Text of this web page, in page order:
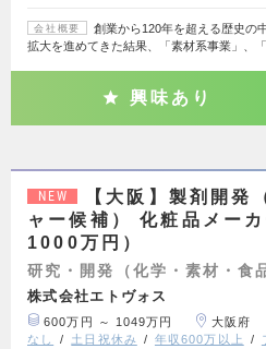
会社概要
創業から120年を超える歴史の
拡大を進めてきた結果、「素材系事業」、
興味あり
NEW
【大阪】製剤開発
ャー候補） 化粧品メー
1000万円）
研究・開発（化学・素材・食
株式会社エトヴォス
600万円 ～ 1049万円 大阪府
なし
土日祝休み 年収600万以上